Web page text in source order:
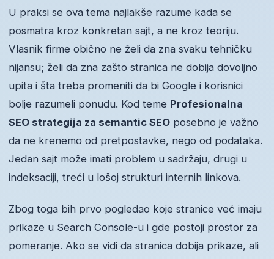
U praksi se ova tema najlakše razume kada se
posmatra kroz konkretan sajt, a ne kroz teoriju.
Vlasnik firme obično ne želi da zna svaku tehničku
nijansu; želi da zna zašto stranica ne dobija dovoljno
upita i šta treba promeniti da bi Google i korisnici
bolje razumeli ponudu. Kod teme Profesionalna
SEO strategija za semantic SEO posebno je važno
da ne krenemo od pretpostavke, nego od podataka.
Jedan sajt može imati problem u sadržaju, drugi u
indeksaciji, treći u lošoj strukturi internih linkova.
Zbog toga bih prvo pogledao koje stranice već imaju
prikaze u Search Console-u i gde postoji prostor za
pomeranje. Ako se vidi da stranica dobija prikaze, ali